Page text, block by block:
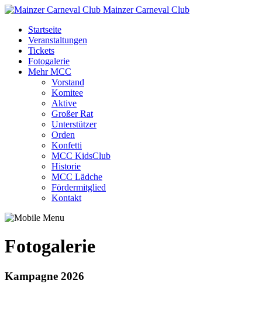
Mainzer Carneval Club
Startseite
Veranstaltungen
Tickets
Fotogalerie
Mehr MCC
Vorstand
Komitee
Aktive
Großer Rat
Unterstützer
Orden
Konfetti
MCC KidsClub
Historie
MCC Lädche
Fördermitglied
Kontakt
Fotogalerie
Kampagne 2026